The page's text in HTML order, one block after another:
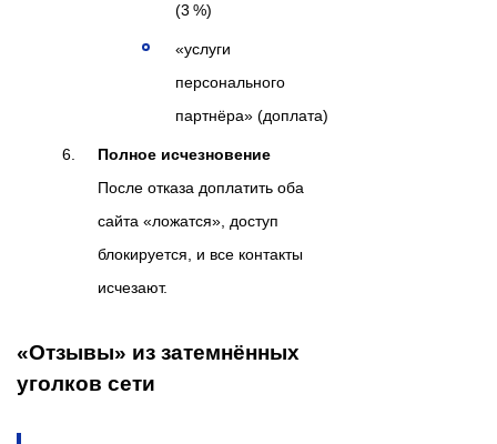
(3 %)
«услуги
персонального
партнёра» (доплата)
Полное исчезновение
После отказа доплатить оба
сайта «ложатся», доступ
блокируется, и все контакты
исчезают.
«Отзывы» из затемнённых
уголков сети